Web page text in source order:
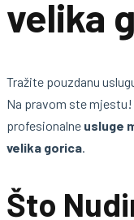
velika
Tražite pouzdanu
Na pravom ste
profesionalne usluge
velika gorica
Što